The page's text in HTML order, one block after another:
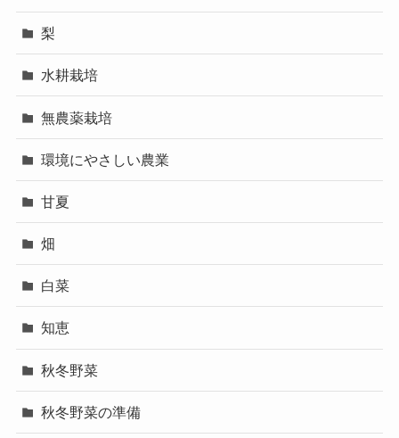
梨
水耕栽培
無農薬栽培
環境にやさしい農業
甘夏
畑
白菜
知恵
秋冬野菜
秋冬野菜の準備